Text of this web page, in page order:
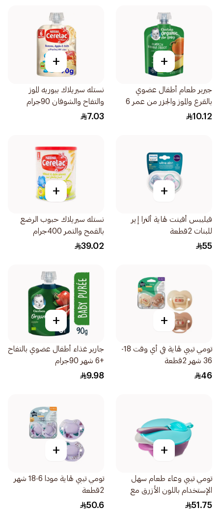
+
جيربر طعام أطفال عضوي
بالقرع والموز والجزر من عمر 6
أشهر 90جرام
10.12
+
نستله سيريلاك بيوريه الموز
والتفاح والشوفان 90جرام
7.03
+
فيليبس أفينت لهاية ألترا إير
للبنات 2قطعة
55
+
نستله سيريلاك حبوب الرضع
بالقمح والتمر 400جرام
39.02
+
تومي تيبي لهاية في أي وقت 18-
36 شهر 2قطعة
46
+
جاربر غذاء أطفال عضوي بالتفاح
+6 شهر 90جرام
9.98
+
تومي تيبي وعاء طعام سهل
الإستخدام باللون الأزرق مع
ملعقة وغطاء 2قطعة
51.75
+
تومي تيبي لهاية مودا 6-18 شهر
2قطعة
50.6